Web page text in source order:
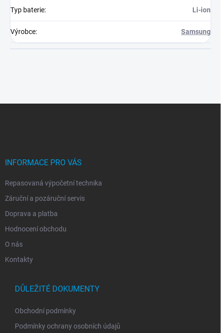
Typ baterie: Li-ion
Výrobce: Samsung
INFORMACE PRO VÁS
Repasovaná výpočetní technika
Záruční a pozáruční servis
Doprava a platba
Hodnocení obchodu
O nás
Kontakty
DŮLEŽITÉ DOKUMENTY
Obchodní podmínky
Podmínky ochrany osobních údajů